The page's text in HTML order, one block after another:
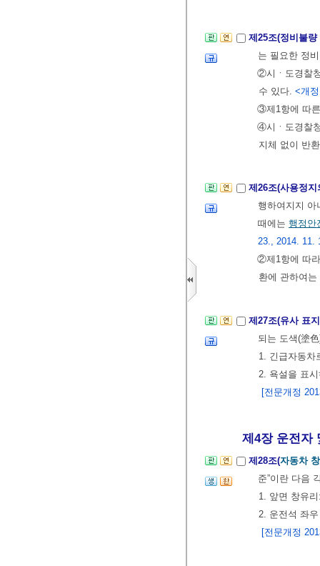
제25조(정비불
는 필요한 정
②시ㆍ도경찰
수 있다. <개
③제1항에 따
④시ㆍ도경찰
지체 없이 반
제26조(사용정
행하여지지
때에는 행정안
23., 2014. 11.
②제1항에 따
환에 관하여는
제27조(유사 표
되는 도색(塗
1. 긴급자동차
2. 욕설을 표
[전문개정
제4장 운전자
제28조(자동차
준”이란 다음
1. 앞면 창유
2. 운전석 좌
[전문개정